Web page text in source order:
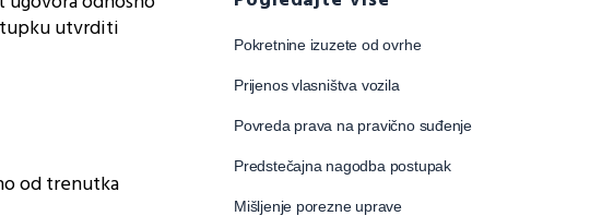
utvrditi
od trenutka
Pokretnine izuzete od ovrhe
Prijenos vlasništva vozila
Povreda prava na pravično suđenje
Predstečajna nagodba postupak
Mišljenje porezne uprave